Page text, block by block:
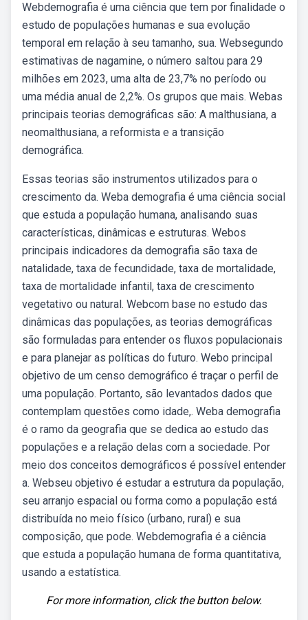
Webdemografia é uma ciência que tem por finalidade o
estudo de populações humanas e sua evolução
temporal em relação à seu tamanho, sua. Websegundo
estimativas de nagamine, o número saltou para 29
milhões em 2023, uma alta de 23,7% no período ou
uma média anual de 2,2%. Os grupos que mais. Webas
principais teorias demográficas são: A malthusiana, a
neomalthusiana, a reformista e a transição
demográfica.
Essas teorias são instrumentos utilizados para o
crescimento da. Weba demografia é uma ciência social
que estuda a população humana, analisando suas
características, dinâmicas e estruturas. Webos
principais indicadores da demografia são taxa de
natalidade, taxa de fecundidade, taxa de mortalidade,
taxa de mortalidade infantil, taxa de crescimento
vegetativo ou natural. Webcom base no estudo das
dinâmicas das populações, as teorias demográficas
são formuladas para entender os fluxos populacionais
e para planejar as políticas do futuro. Webo principal
objetivo de um censo demográfico é traçar o perfil de
uma população. Portanto, são levantados dados que
contemplam questões como idade,. Weba demografia
é o ramo da geografia que se dedica ao estudo das
populações e a relação delas com a sociedade. Por
meio dos conceitos demográficos é possível entender
a. Webseu objetivo é estudar a estrutura da população,
seu arranjo espacial ou forma como a população está
distribuída no meio físico (urbano, rural) e sua
composição, que pode. Webdemografia é a ciência
que estuda a população humana de forma quantitativa,
usando a estatística.
For more information, click the button below.